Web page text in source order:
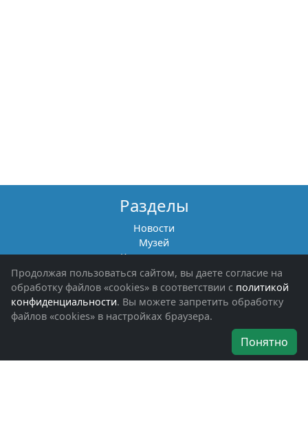
Разделы
Новости
Музей
Книги памяти
Фотоальбомы
Обращения граждан
Помощь участникам СВО и их семьям
Об организации
Наши награды
Продолжая пользоваться сайтом, вы даете согласие на
обработку файлов «cookies» в соответствии с политикой
конфиденциальности. Вы можете запретить обработку
файлов «cookies» в настройках браузера.
Понятно